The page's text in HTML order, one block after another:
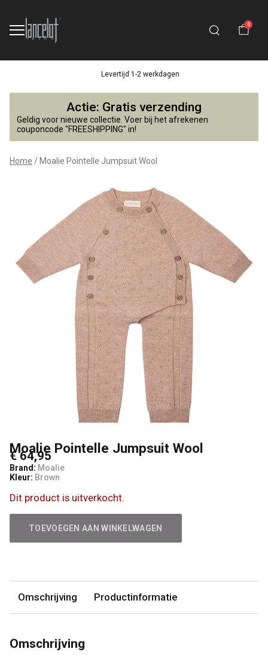
0
Levertijd 1-2 werkdagen
Moalie
Pointelle
Jumpsuit
Wool
Lancelot
Kids
Actie: Gratis verzending
Geldig voor nieuwe collectie. Voer bij het afrekenen
couponcode "FREESHIPPING" in!
Home Moalie Pointelle Jumpsuit Wool
Moalie Pointelle Jumpsuit Wool
€ 64,95
Brand: Moalie
Kleur: Brown
Dit product is uitverkocht.
TOEVOEGEN AAN WINKELWAGEN
Omschrijving Productinformatie
Omschrijving